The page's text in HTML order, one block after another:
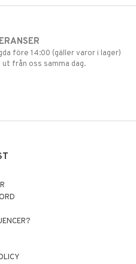
före 14:00 (gäller varor i lager)
från oss samma dag.